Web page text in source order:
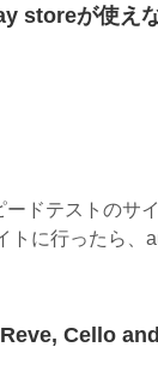
storeが使え
ドテストのサ
トに行ったら、
Cello